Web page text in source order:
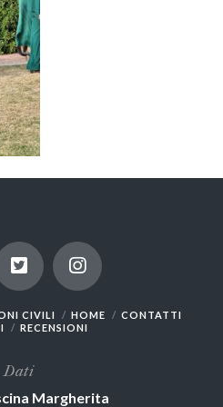
CIVILI HOME
CONTATTI
RECENSIONI
Dati
Margherita